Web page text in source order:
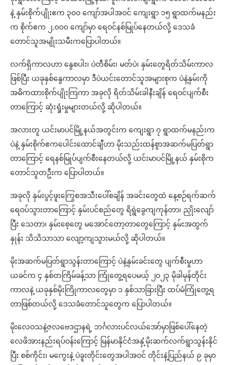
နဲ့ နှမ်းစိုက်ပျိုးဧက ၃၀၀ ကျော်အပါအဝင် ကျေးရွာ ၁၅ ရွာထက်မနည်း
က စိုက်ဧက ၂,၀၀၀ ကျော်မှာ ရေဝင်နစ်မြုပ်နေတယ်လို့ ဒေသခံ
တောင်သူအမျိုးသမီးကပြောပါတယ်။
လက်ရှိကာလဟာ နွေစပါး၊ ပဲတီစိမ်း၊ မတ်ပဲ၊ နှမ်းတွေရိတ်သိမ်းကာလ
ဖြစ်ပြီး ယခုနှစ်နွေကာလမှာ ဒီပဲယင်းတောင်သူအများစုက ပဲနဲ့နှမ်းကို
အဓိကထားစိုက်ပျိုးကြကာ အခုလို ရိတ်သိမ်းခါနီးချိန် ရေဝင်ပျက်စီး
တာကြောင့် ဆုံးရှုံးမှုများတယ်လို့ ဆိုပါတယ်။
အလားတူ ယင်းမာပင်မြို့နယ်အတွင်းက ကျေးရွာ ၇ ရွာထက်မနည်းက
ပဲနဲ့ နှမ်းစိုက်ဧကပေါင်းထောင်ချီဟာ မိုးသည်းထန်စွာအဆက်မပြတ်ရွာ
တာကြောင့် ရေနစ်မြုပ်ပျက်စီးနေတယ်လို့ ယင်းမာပင်မြို့နယ် နှမ်းစိုက
တောင်သူတဦးက ပြောပါတယ်။
အခုလို နှမ်းပွင့်ဖူးကြွေစအသီးပေါ်စချိန် အခင်းတွေထဲ နေ့စဉ်ရက်ဆက်
ရေဝပ်သွားတာကြောင့် နှမ်းပင်စည်တွေ ရိရွဲခွေကျကုန်တာ၊ ညှိုးလျော်
ပြီး သေတာ၊ နှမ်းစေ့တွေ မအောင်တော့တာတွေကြောင့် နှမ်းအထွက်
နှုန်း သိသိသာသာ လျော့ကျသွားမယ်လို့ ဆိုပါတယ်။
မိုးအဆက်မပြတ်ရွာသွန်းတာကြောင့် ပဲနဲ့နှမ်းခင်းတွေ ပျက်စီးမှုဟာ
ယခင်က ၄ နှစ်တကြိမ်ခန့်သာ ကြုံတွေ့ရပေမယ့် ၂၀၂၃ မိုခါမုန်တိုင်း
ကာလနဲ့ ယခုနှစ်မိုးကြိုကာလတွေမှာ ၁ နှစ်သာခြားပြီး ထပ်မံကြုံတွေ့ရ
တာဖြစ်တယ်လို့ ဒေသခံတောင်သူတွေက ပြောပါတယ်။
မိုးလေဝသနဲ့ဇလဗေဒဌာနရဲ့ ဘင်္ဂလားပင်လယ်အော်မှာဖြစ်ပေါ်နေတဲ့
လေဖိအားနည်းရပ်ဝန်းကြောင့် မြန်မာနိုင်ငံအနှံ့မိုးဆက်လက်ရွာသွန်းနိုင်
ပြီး စစ်ကိုင်း၊ မကွေးနဲ့ ပဲခူးတိုင်းတွေအပါအဝင် တိုင်းနဲ့ပြည်နယ် ၉ ခုမှာ